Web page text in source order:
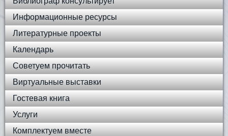
Информационные ресурсы
Литературные проекты
Календарь
Советуем прочитать
Виртуальные выставки
Гостевая книга
Услуги
Комплектуем вместе